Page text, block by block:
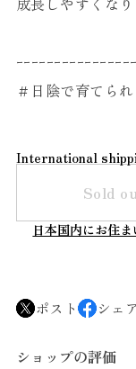
ｰｰｰｰｰｰｰｰｰｰｰｰｰｰ
＃日陰で育てられ
International
Sold
日本国内にお住
ポスト シェ
ショップの評価